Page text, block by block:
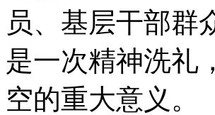
员、基层干部群
是一次精神洗礼
空的重大意义。